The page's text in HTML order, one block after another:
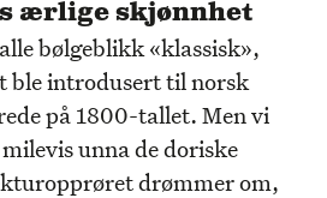
ærlige skjønnhet
bølgeblikk «klassisk»,
ble introdusert til norsk
på 1800-tallet. Men vi
unna de doriske
drømmer om,